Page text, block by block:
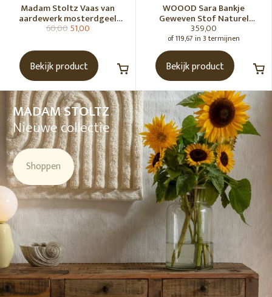
Madam Stoltz Vaas van
aardewerk mosterdgeel
naturel
60,0051,00
Bekijk product
WOOOD Sara Bankje
Geweven Stof Naturel
Melange [Fsc]
359,00
of 119,67 in 3 termijnen
Bekijk product
MADAM STOLTZ
Nieuwe collectie
Shoppen